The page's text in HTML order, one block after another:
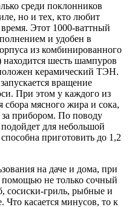
среди поклонников
но и тех, кто любит
Этот 1000-ваттный
и удобен в
из комбинированного
находится шесть шампуров
керамический ТЭН.
вращение
При этом у каждого из
мясного жира и сока,
прибором. По поводу
для небольшой
приготовить до 1,2
на даче и дома, при
помощью не только сочный
сосиски-гриль, рыбные и
касается минусов, то к